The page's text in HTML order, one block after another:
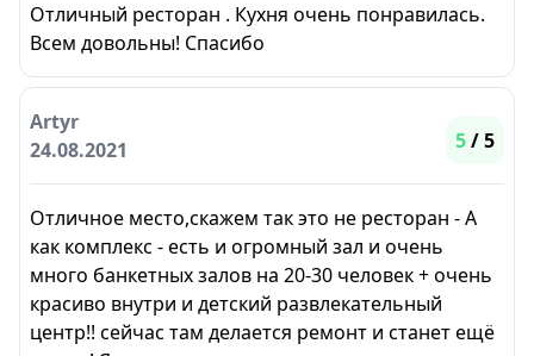
Отличный ресторан . Кухня очень понравилась.
Всем довольны! Спасибо
Artyr
24.08.2021
5/ 5
Отличное место,скажем так это не ресторан - А
как комплекс - есть и огромный зал и очень
много банкетных залов на 20-30 человек + очень
красиво внутри и детский развлекательный
центр!! сейчас там делается ремонт и станет ещё